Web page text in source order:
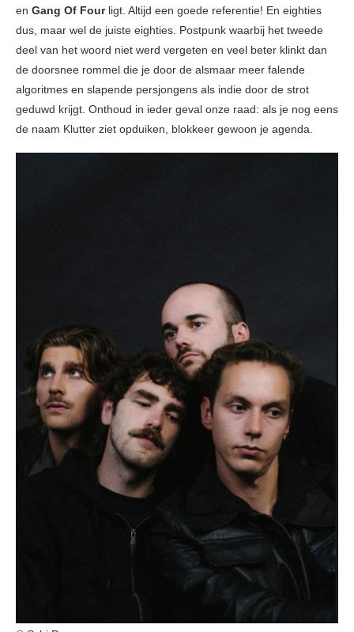
en Gang Of Fourligt. Altijd een goede referentie! En eighties
dus, maar wel de juiste eighties. Postpunk waarbij het tweede
deel van het woord niet werd vergeten en veel beter klinkt dan
de doorsnee rommel die je door de alsmaar meer falende
algoritmes en slapende persjongens als indie door de strot
geduwd krijgt. Onthoud in ieder geval onze raad: als je nog eens
de naam Klutter ziet opduiken, blokkeer gewoon je agenda.